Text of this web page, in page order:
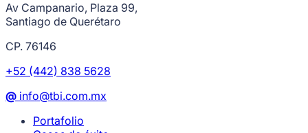
Av Campanario, Plaza 99,
Santiago de Querétaro
CP. 76146
+52 (442) 838 5628
@ info@tbi.com.mx
Portafolio